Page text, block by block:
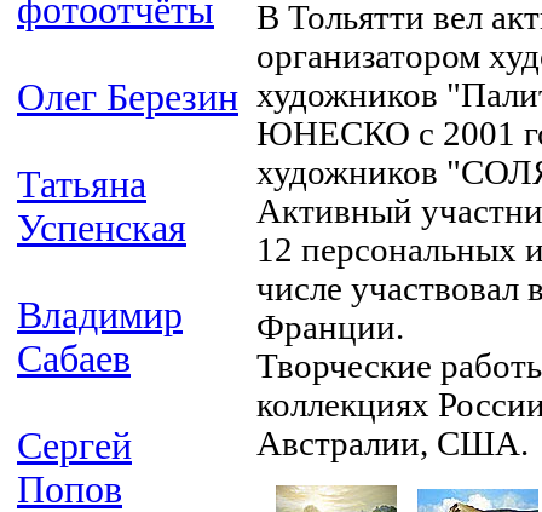
фотоотчёты
Олег Березин
Татьяна
Успенская
Владимир
Сабаев
Сергей
Попов
В Тольятти вел
организатором
художников
ЮНЕСКО с 2001
художников
Активный
12 персональных
числе
Франции.
Творческие
коллекциях
Австралии, США.